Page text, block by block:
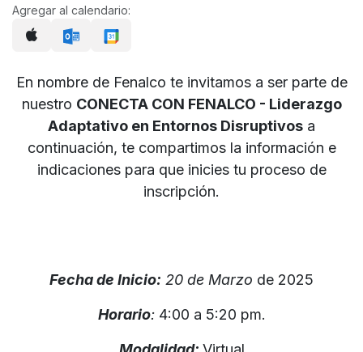
Agregar al calendario:
En nombre de Fenalco te invitamos a ser parte de
nuestro CONECTA CON FENALCO - Liderazgo
Adaptativo en Entornos Disruptivos a
continuación, te compartimos la información e
indicaciones para que inicies tu proceso de
inscripción.
Fecha de Inicio: 20 de Marzo de 2025
Horario:4:00 a 5:20 pm.